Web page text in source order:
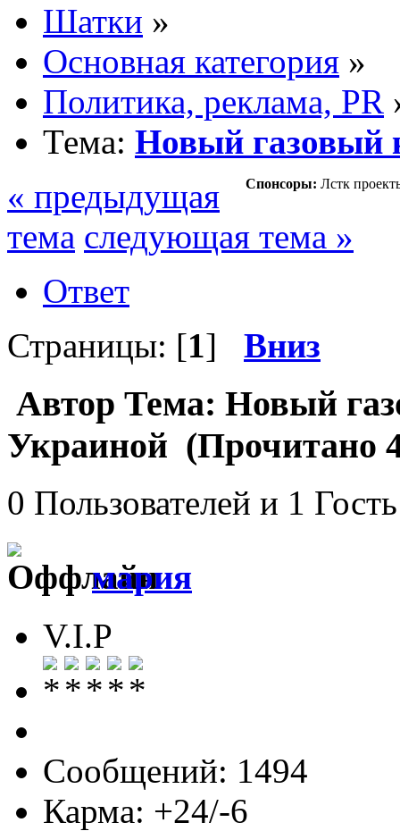
Шатки »
Основная категория »
Политика, реклама, PR
Тема: Новый газовый
Спонсоры: Лстк
« предыдущая
тема следующая тема »
Ответ
Страницы: [1] Вниз
Автор Тема: Новый
Украиной (Прочитано
0 Пользователей и 1
мария
V.I.P
Сообщений: 1494
Карма: +24/-6